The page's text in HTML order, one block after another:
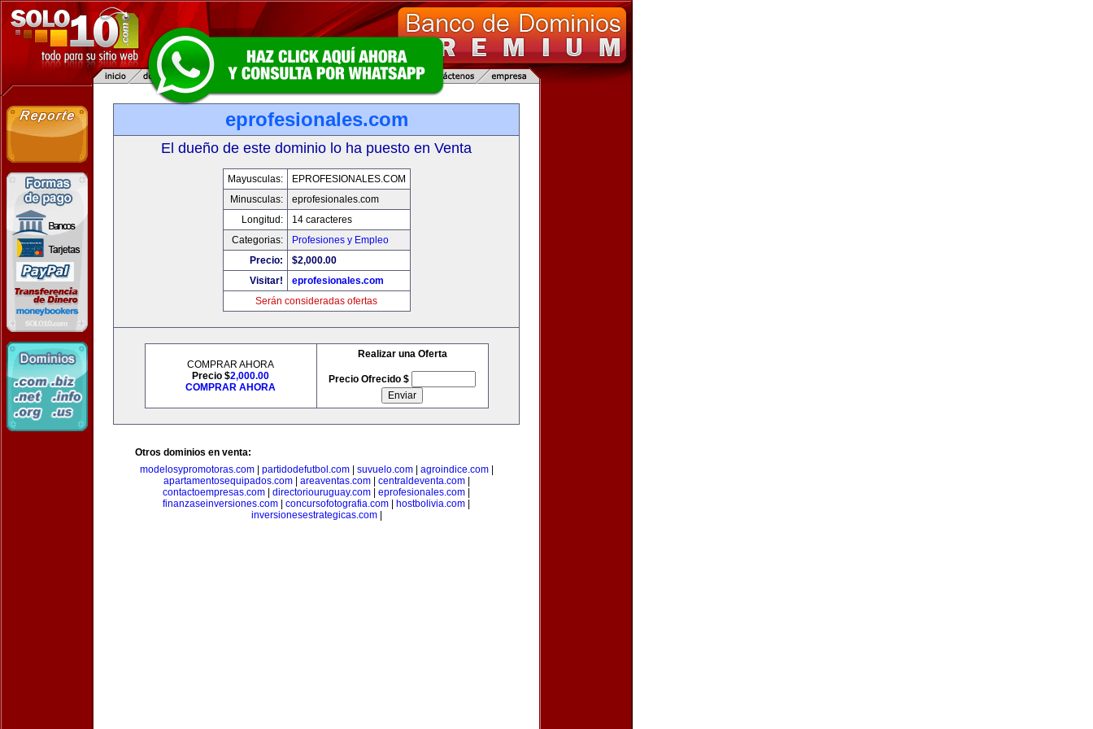
eprofesionales.com
El dueño de este dominio lo ha puesto en Venta
Mayusculas:
EPROFESIONALES.COM
Minusculas:
eprofesionales.com
Longitud:
14 caracteres
Categorias:
Profesiones y Empleo
Precio:
$2,000.00
Visitar!
eprofesionales.com
Serán consideradas ofertas
COMPRAR AHORA
Precio $2,000.00
COMPRAR AHORA
Realizar una Oferta
Precio Ofrecido $
Otros dominios en venta:
modelosypromotoras.com| partidodefutbol.com| suvuelo.com| agroindice.com|
apartamentosequipados.com| areaventas.com| centraldeventa.com|
contactoempresas.com
directoriouruguay.com eprofesionales.com
finanzaseinversiones.com
concursofotografia.com hostbolivia.com
inversionesestrategicas.com|